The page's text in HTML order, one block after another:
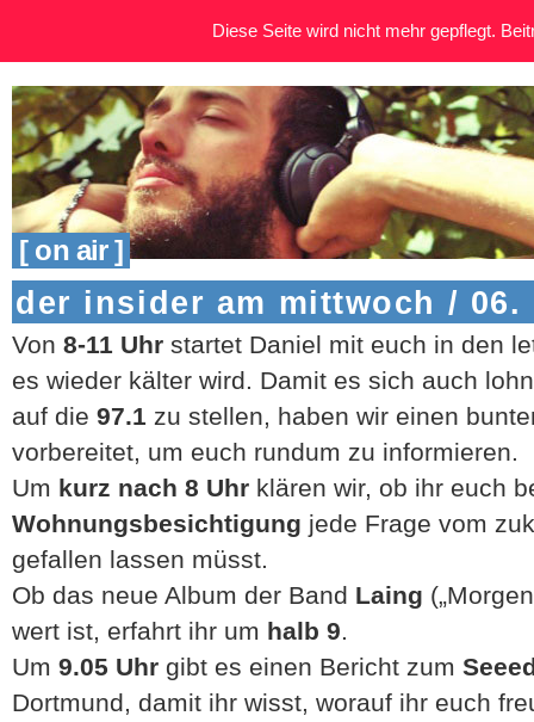
[ on air ]
der insider am mittwoch / 06.
Von 8-11 Uhr startet Daniel mit euch in den
es wieder kälter wird. Damit es sich auch
auf die 97.1 zu stellen, haben wir einen
vorbereitet, um euch rundum zu informieren.
Um kurz nach 8 Uhr klären wir, ob ihr euch
Wohnungsbesichtigung jede Frage vom
gefallen lassen müsst.
Ob das neue Album der Band Laing
wert ist, erfahrt ihr um halb 9.
Um 9.05 Uhr gibt es einen Bericht zum
Dortmund, damit ihr wisst, worauf ihr euch
Diese Seite wird nicht mehr gepflegt.